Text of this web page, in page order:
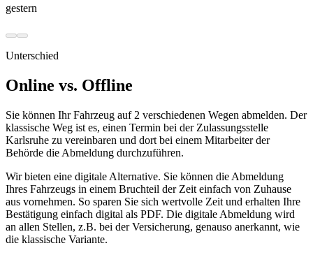
gestern
Unterschied
Online vs. Offline
Sie können Ihr Fahrzeug auf 2 verschiedenen Wegen abmelden. Der
klassische Weg ist es, einen Termin bei der Zulassungsstelle
Karlsruhe zu vereinbaren und dort bei einem Mitarbeiter der
Behörde die Abmeldung durchzuführen.
Wir bieten eine digitale Alternative. Sie können die Abmeldung
Ihres Fahrzeugs in einem Bruchteil der Zeit einfach von Zuhause
aus vornehmen. So sparen Sie sich wertvolle Zeit und erhalten Ihre
Bestätigung einfach digital als PDF. Die digitale Abmeldung wird
an allen Stellen, z.B. bei der Versicherung, genauso anerkannt, wie
die klassische Variante.